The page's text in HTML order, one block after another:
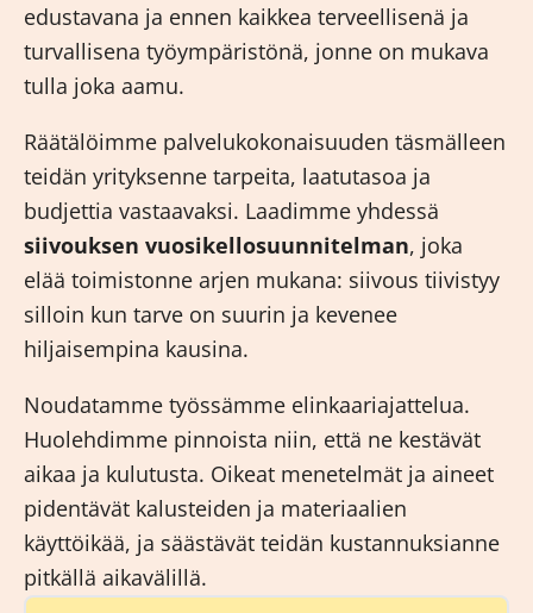
edustavana ja ennen kaikkea terveellisenä ja
turvallisena työympäristönä, jonne on mukava
tulla joka aamu.
Räätälöimme palvelukokonaisuuden täsmälleen
teidän yrityksenne tarpeita, laatutasoa ja
budjettia vastaavaksi. Laadimme yhdessä
siivouksen vuosikellosuunnitelman, joka
elää toimistonne arjen mukana: siivous tiivistyy
silloin kun tarve on suurin ja kevenee
hiljaisempina kausina.
Noudatamme työssämme elinkaariajattelua.
Huolehdimme pinnoista niin, että ne kestävät
aikaa ja kulutusta. Oikeat menetelmät ja aineet
pidentävät kalusteiden ja materiaalien
käyttöikää, ja säästävät teidän kustannuksianne
pitkällä aikavälillä.